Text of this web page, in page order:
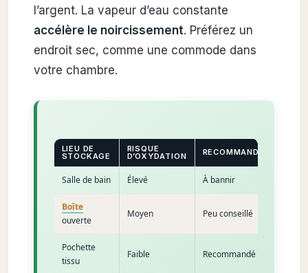
l’argent. La vapeur d’eau constante
accélère le noircissement. Préférez un
endroit sec, comme une commode dans
votre chambre.
LIEU DE
STOCKAGE
RISQUE
D’OXYDATION RECOMMANDATION
Salle de bain Élevé À bannir
Boîte
ouverte
Moyen Peu conseillé
Pochette
tissu
Faible Recommandé